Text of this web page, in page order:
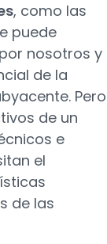
, como las
puede
nosotros y
de la
Pero
de un
e
el
de las